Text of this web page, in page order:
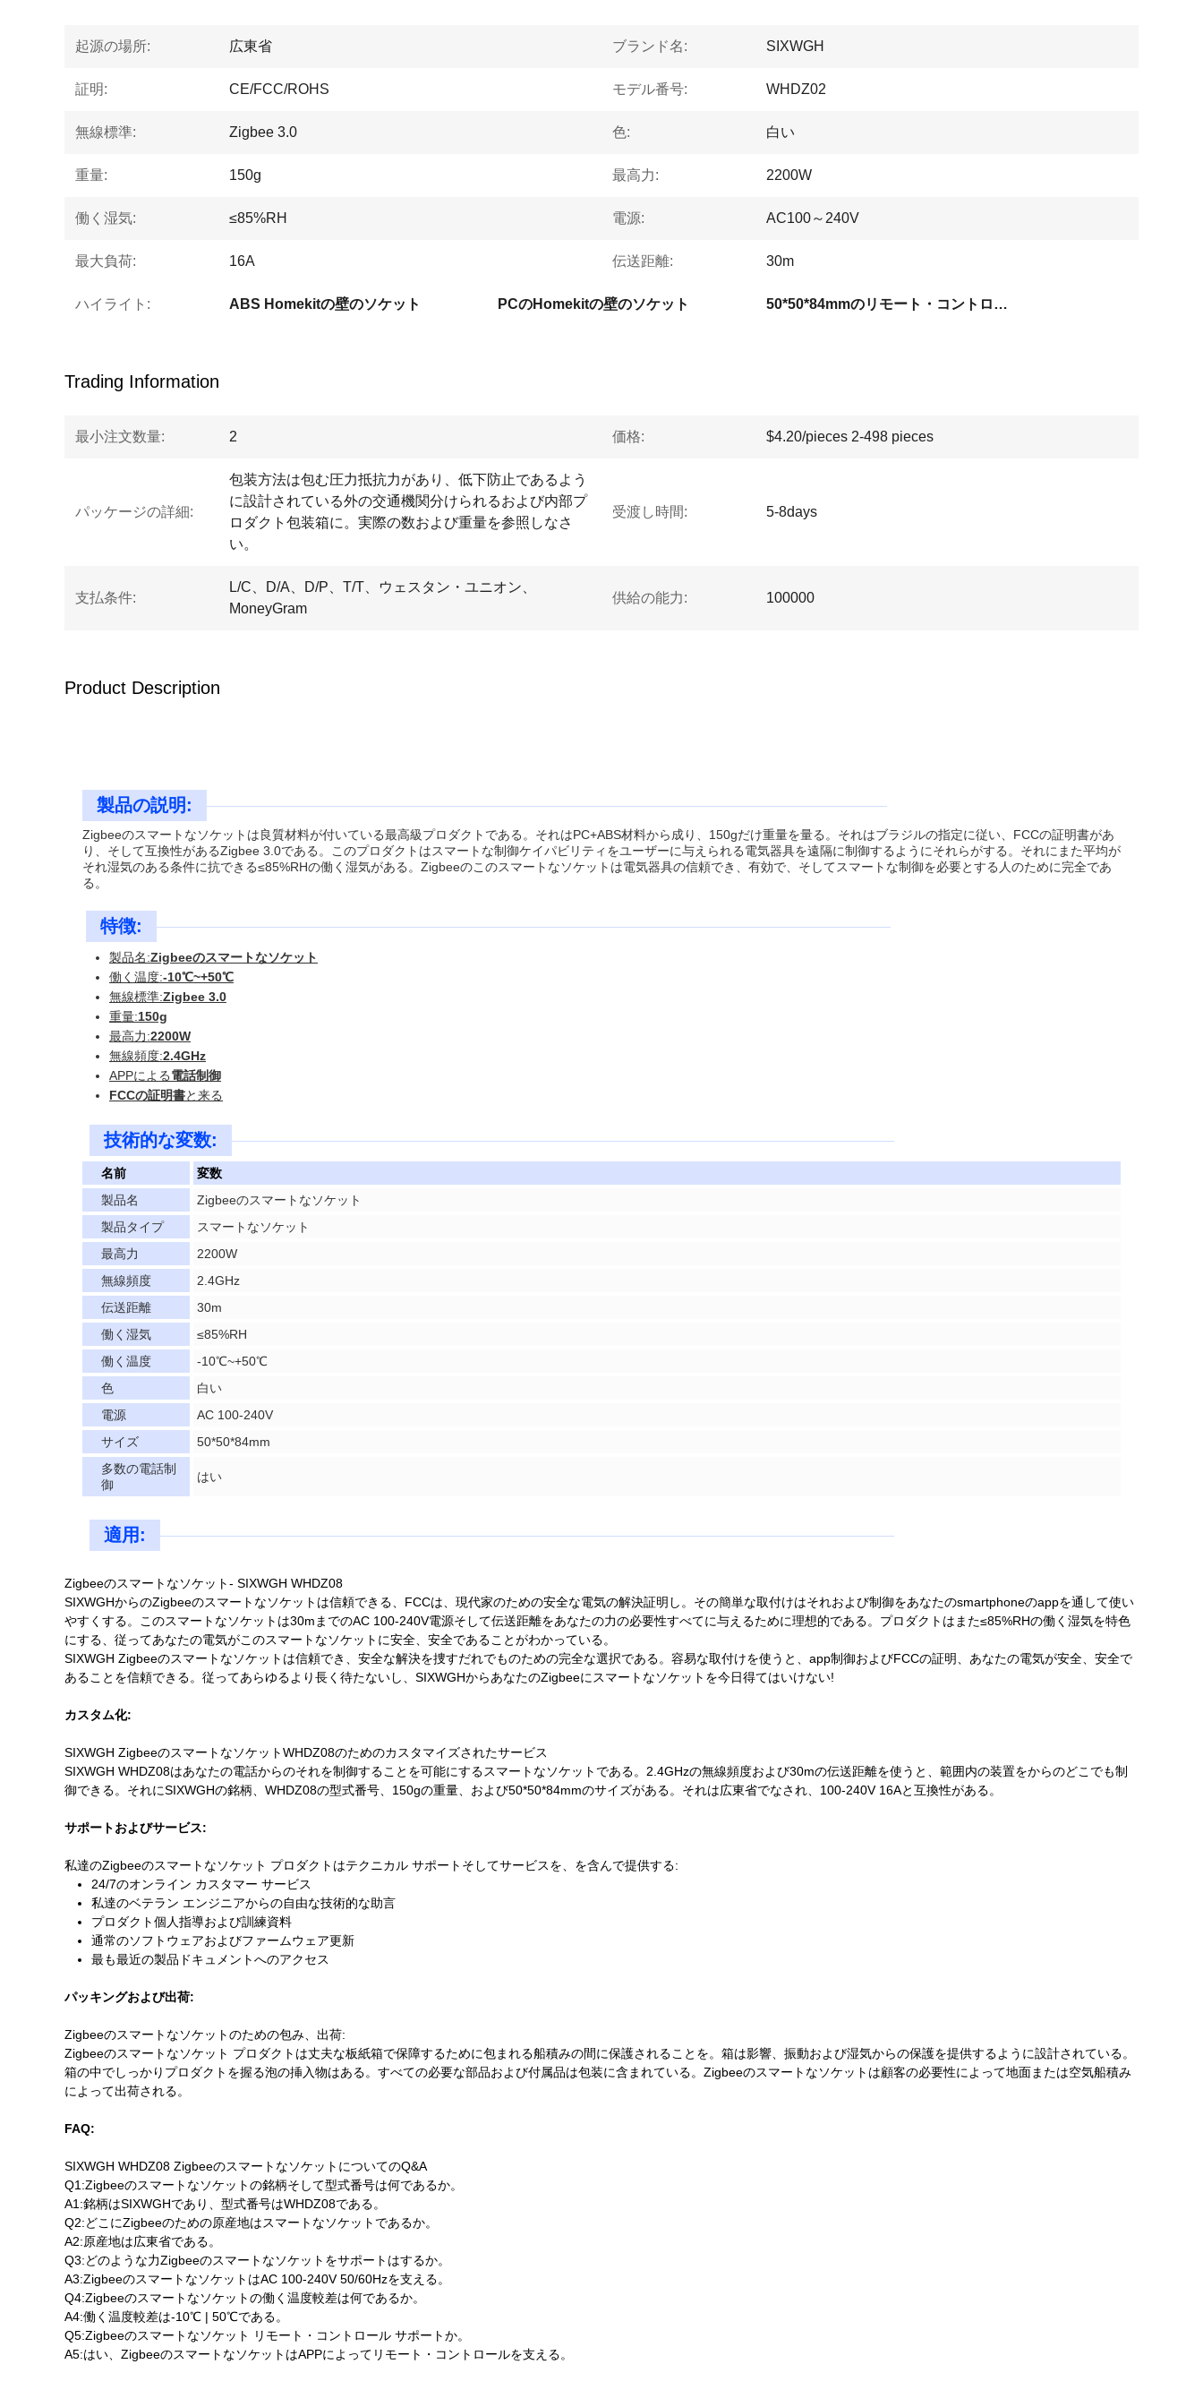
起源の場所: 広東省 ブランド名: SIXWGH
証明: CE/FCC/ROHS モデル番号: WHDZ02
無線標準: Zigbee 3.0 色: 白い
重量: 150g 最高力: 2200W
働く湿気: ≤85%RH 電源: AC100～240V
最大負荷: 16A 伝送距離: 30m
ハイライト: ABS Homekitの壁のソケット PCのHomekitの壁のソケット 50*50*84mmのリモート・コントロール ランプ ソケット
Trading Information
最小注文数量: 2 価格: $4.20/pieces 2-498 pieces
パッケージの詳細:
包装方法は包む圧力抵抗力があり、低下防止であるよう
に設計されている外の交通機関分けられるおよび内部プ
ロダクト包装箱に。実際の数および重量を参照しなさ
い。
受渡し時間: 5-8days
支払条件:
L/C、D/A、D/P、T/T、ウェスタン・ユニオン、
MoneyGram
供給の能力: 100000
Product Description
製品の説明:
Zigbeeのスマートなソケットは良質材料が付いている最高級プロダクトである。それはPC+ABS材料から成り、150gだけ重量を量る。それはブラジルの指定に従い、FCCの証明書があ
り、そして互換性があるZigbee 3.0である。このプロダクトはスマートな制御ケイパビリティをユーザーに与えられる電気器具を遠隔に制御するようにそれらがする。それにまた平均が
それ湿気のある条件に抗できる≤85%RHの働く湿気がある。Zigbeeのこのスマートなソケットは電気器具の信頼でき、有効で、そしてスマートな制御を必要とする人のために完全であ
る。
特徴:
製品名:Zigbeeのスマートなソケット
働く温度:-10℃~+50℃
無線標準:Zigbee 3.0
重量:150g
最高力:2200W
無線頻度:2.4GHz
APPによる電話制御
FCCの証明書と来る
技術的な変数:
名前
変数
製品名
Zigbeeのスマートなソケット
製品タイプ
スマートなソケット
最高力
2200W
無線頻度
2.4GHz
伝送距離
30m
働く湿気
≤85%RH
働く温度
-10℃~+50℃
色
白い
電源
AC 100-240V
サイズ
50*50*84mm
多数の電話制
御
はい
適用:
Zigbeeのスマートなソケット- SIXWGH WHDZ08
SIXWGHからのZigbeeのスマートなソケットは信頼できる、FCCは、現代家のための安全な電気の解決証明し。その簡単な取付けはそれおよび制御をあなたのsmartphoneのappを通して使い
やすくする。このスマートなソケットは30mまでのAC 100-240V電源そして伝送距離をあなたの力の必要性すべてに与えるために理想的である。プロダクトはまた≤85%RHの働く湿気を特色
にする、従ってあなたの電気がこのスマートなソケットに安全、安全であることがわかっている。
SIXWGH Zigbeeのスマートなソケットは信頼でき、安全な解決を捜すだれでものための完全な選択である。容易な取付けを使うと、app制御およびFCCの証明、あなたの電気が安全、安全で
あることを信頼できる。従ってあらゆるより長く待たないし、SIXWGHからあなたのZigbeeにスマートなソケットを今日得てはいけない!
カスタム化:
SIXWGH ZigbeeのスマートなソケットWHDZ08のためのカスタマイズされたサービス
SIXWGH WHDZ08はあなたの電話からのそれを制御することを可能にするスマートなソケットである。2.4GHzの無線頻度および30mの伝送距離を使うと、範囲内の装置をからのどこでも制
御できる。それにSIXWGHの銘柄、WHDZ08の型式番号、150gの重量、および50*50*84mmのサイズがある。それは広東省でなされ、100-240V 16Aと互換性がある。
サポートおよびサービス:
私達のZigbeeのスマートなソケット プロダクトはテクニカル サポートそしてサービスを、を含んで提供する:
24/7のオンライン カスタマー サービス
私達のベテラン エンジニアからの自由な技術的な助言
プロダクト個人指導および訓練資料
通常のソフトウェアおよびファームウェア更新
最も最近の製品ドキュメントへのアクセス
パッキングおよび出荷:
Zigbeeのスマートなソケットのための包み、出荷:
Zigbeeのスマートなソケット プロダクトは丈夫な板紙箱で保障するために包まれる船積みの間に保護されることを。箱は影響、振動および湿気からの保護を提供するように設計されている。
箱の中でしっかりプロダクトを握る泡の挿入物はある。すべての必要な部品および付属品は包装に含まれている。Zigbeeのスマートなソケットは顧客の必要性によって地面または空気船積み
によって出荷される。
FAQ:
SIXWGH WHDZ08 ZigbeeのスマートなソケットについてのQ&A
Q1:Zigbeeのスマートなソケットの銘柄そして型式番号は何であるか。
A1:銘柄はSIXWGHであり、型式番号はWHDZ08である。
Q2:どこにZigbeeのための原産地はスマートなソケットであるか。
A2:原産地は広東省である。
Q3:どのような力Zigbeeのスマートなソケットをサポートはするか。
A3:ZigbeeのスマートなソケットはAC 100-240V 50/60Hzを支える。
Q4:Zigbeeのスマートなソケットの働く温度較差は何であるか。
A4:働く温度較差は-10℃ | 50℃である。
Q5:Zigbeeのスマートなソケット リモート・コントロール サポートか。
A5:はい、ZigbeeのスマートなソケットはAPPによってリモート・コントロールを支える。